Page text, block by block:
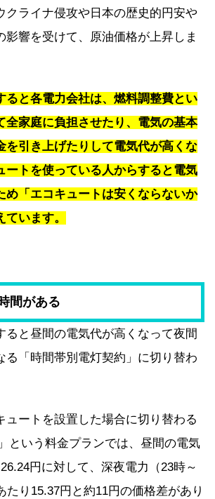
クライナ侵攻や日本の歴史的円安や
影響を受けて、原油価格が上昇しま
ると各電力会社は、燃料調整費とい
全家庭に負担させたり、電気の基本
を引き上げたりして電気代が高くな
ートを使っている人からすると電気
め「エコキュートは安くならないか
います。
間がある
ると昼間の電気代が高くなって夜間
る「時間帯別電灯契約」に切り替わ
ュートを設置した場合に切り替わる
という料金プランでは、昼間の電気
円に対して、深夜電力（23時～
たり15.37円と約11円の価格差があり